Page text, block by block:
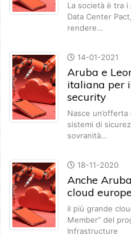
La società è tra
Data Center
rendere…
14-01-2021
Aruba e
italiana per
security
Nasce
sistemi di
sovranità…
18-11-2020
Anche
cloud
il più grande
Member” del
Infrastructure